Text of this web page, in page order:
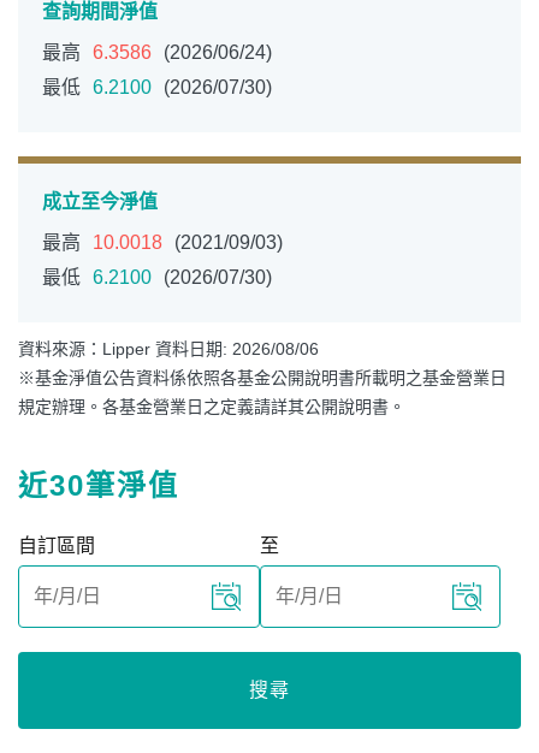
查詢期間淨值
最高
6.3586
(2026/06/24)
最低 6.2100 (2026/07/30)
成立至今淨值
最高
10.0018
(2021/09/03)
最低 6.2100 (2026/07/30)
資料來源：Lipper 資料日期: 2026/08/06
※基金淨值公告資料係依照各基金公開說明書所載明之基金營業日
規定辦理。各基金營業日之定義請詳其公開說明書。
近30筆淨值
自訂區間 至
搜尋